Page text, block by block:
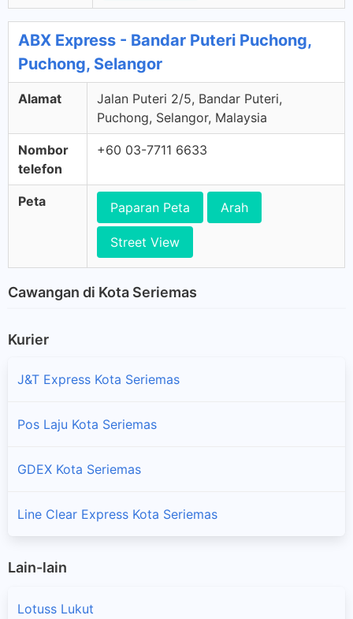
ABX Express - Bandar Puteri Puchong,
Puchong, Selangor
Alamat
Jalan Puteri 2/5, Bandar Puteri,
Puchong, Selangor, Malaysia
Nombor
telefon
+60 03-7711 6633
Peta Paparan Peta Arah
Street View
Cawangan di Kota Seriemas
Kurier
J&T Express Kota Seriemas
Pos Laju Kota Seriemas
GDEX Kota Seriemas
Line Clear Express Kota Seriemas
Lain-lain
Lotuss Lukut